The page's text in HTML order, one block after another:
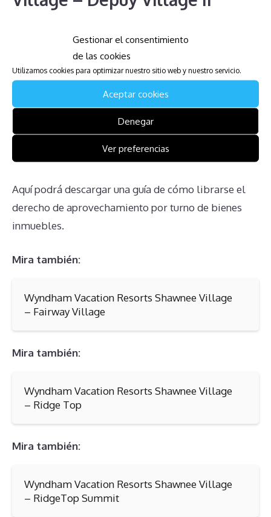
Gestionar el consentimiento
de las cookies
Utilizamos cookies para optimizar nuestro sitio web y nuestro servicio.
Aceptar cookies
Denegar
Ver preferencias
Finalmente, una de las quejas más comunes es la
falta de información clara y sincera por parte de la
Descarga la Guía para Afectados
de Wyndham Vacation Resorts
Shawnee Village – Depuy
Village II
Aquí podrá descargar una guía de cómo librarse el
derecho de aprovechamiento por turno de bienes
inmuebles.
Mira también:
Wyndham Vacation Resorts Shawnee Village
– Fairway Village
Mira también:
Wyndham Vacation Resorts Shawnee Village
– Ridge Top
Mira también:
Wyndham Vacation Resorts Shawnee Village
– RidgeTop Summit